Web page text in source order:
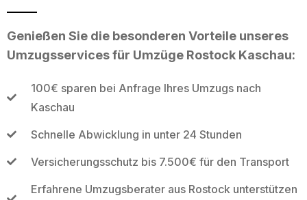
Genießen Sie die besonderen Vorteile unseres
Umzugsservices für Umzüge Rostock Kaschau:
100€ sparen bei Anfrage Ihres Umzugs nach
Kaschau
Schnelle Abwicklung in unter 24 Stunden
Versicherungsschutz bis 7.500€ für den Transport
Erfahrene Umzugsberater aus Rostock unterstützen